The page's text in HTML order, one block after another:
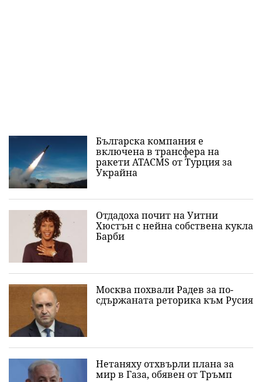
Българска компания е
включена в трансфера на
ракети ATACMS от Турция за
Украйна
Отдадоха почит на Уитни
Хюстън с нейна собствена кукла
Барби
Москва похвали Радев за по-
сдържаната реторика към Русия
Нетаняху отхвърли плана за
мир в Газа, обявен от Тръмп